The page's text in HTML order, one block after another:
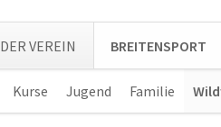
DER VEREIN BREITENSPORT
Kurse Jugend Familie